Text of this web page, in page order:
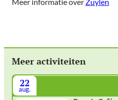
Meer activiteiten
22
aug.